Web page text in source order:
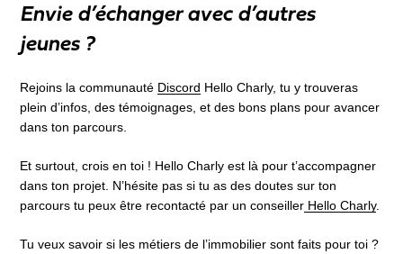
Envie d’échanger avec d’autres
jeunes ?
Rejoins la communauté Discord Hello Charly, tu y trouveras
plein d’infos, des témoignages, et des bons plans pour avancer
dans ton parcours.
Et surtout, crois en toi ! Hello Charly est là pour t’accompagner
dans ton projet. N’hésite pas si tu as des doutes sur ton
parcours tu peux être recontacté par un conseiller Hello Charly.
Tu veux savoir si les métiers de l’immobilier sont faits pour toi ?